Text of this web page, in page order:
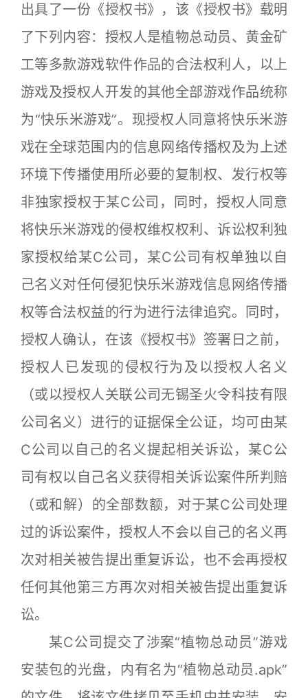
出具了一份《授权书》，该《授权书》载明
了下列内容：授权人是植物总动员、黄金矿
工等多款游戏软件作品的合法权利人，以上
游戏及授权人开发的其他全部游戏作品统称
为“快乐米游戏”。现授权人同意将快乐米游
戏在全球范围内的信息网络传播权及为上述
环境下传播使用所必要的复制权、发行权等
非独家授权于某C公司，同时，授权人同意
将快乐米游戏的侵权维权权利、诉讼权利独
家授权给某C公司，某C公司有权单独以自
己名义对任何侵犯快乐米游戏信息网络传播
权等合法权益的行为进行法律追究。同时，
授权人确认，在该《授权书》签署日之前，
授权人已发现的侵权行为及以授权人名义
（或以授权人关联公司无锡圣火令科技有限
公司名义）进行的证据保全公证，均可由某
C公司以自己的名义提起相关诉讼，某C公
司有权以自己名义获得相关诉讼案件所判赔
（或和解）的全部数额，对于某C公司处理
过的诉讼案件，授权人不会以自己的名义再
次对相关被告提出重复诉讼，也不会再授权
任何其他第三方再次对相关被告提出重复诉
讼。
某C公司提交了涉案“植物总动员”游戏
安装包的光盘，内有名为“植物总动员.apk”